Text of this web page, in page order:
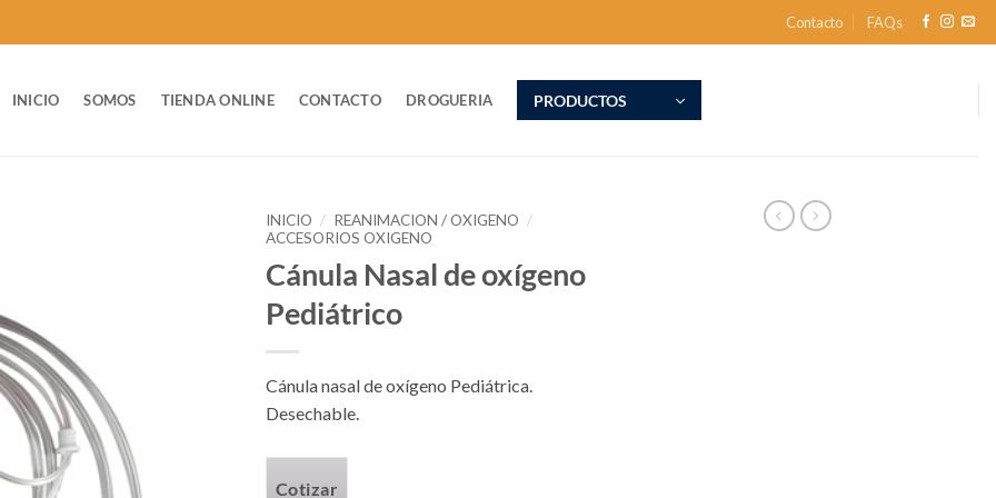
Contacto FAQs
INICIO SOMOS TIENDA ONLINE CONTACTO DROGUERIA PRODUCTOS
INICIO / REANIMACION / OXIGENO /
ACCESORIOS OXIGENO
Cánula Nasal de oxígeno
Pediátrico
Cánula nasal de oxígeno Pediátrica.
Desechable.
Cotizar